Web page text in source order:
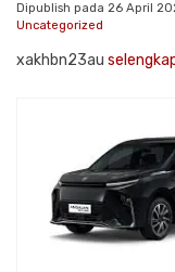
Dipublish pada 26 April
Uncategorized
xakhbn23au